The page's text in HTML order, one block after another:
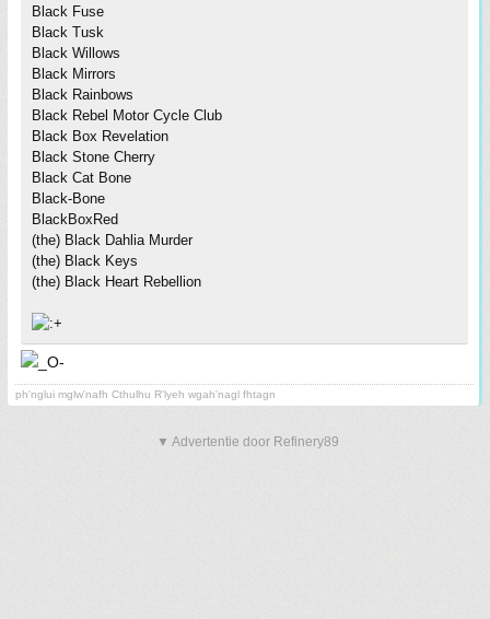
Black Fuse
Black Tusk
Black Willows
Black Mirrors
Black Rainbows
Black Rebel Motor Cycle Club
Black Box Revelation
Black Stone Cherry
Black Cat Bone
Black-Bone
BlackBoxRed
(the) Black Dahlia Murder
(the) Black Keys
(the) Black Heart Rebellion
ph'nglui mglw'nafh Cthulhu R'lyeh wgah'nagl fhtagn
▼ Advertentie door Refinery89